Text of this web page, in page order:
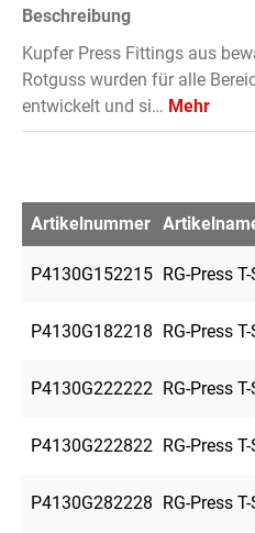
Beschreibung
Kupfer Press Fittings aus
Rotguss wurden für alle
entwickelt und si… Mehr
Artikelnummer
P4130G152215 RG-Press
P4130G182218 RG-Press
P4130G222222 RG-Press
P4130G222822 RG-Press
P4130G282228 RG-Press